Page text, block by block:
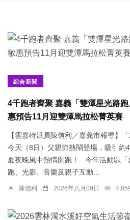
綜合新聞
4千跑者齊聚 嘉義「雙潭星光路
惠預告11月迎雙潭馬拉松菁英賽
【雲嘉特派員陳信利／嘉義市報導】
今天（8日）父親節熱鬧登場，吸引約
夏夜晚風中熱情開跑！ 今年活動以「
跑、光影、音樂及親子互動...
陳信利 2026年八月09日